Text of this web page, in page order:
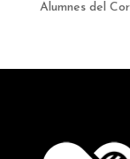
Alumnes del